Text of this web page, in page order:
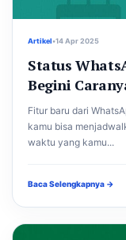
Artikel•14 Apr 2025
Status
Begini
Fitur baru dari
kamu bisa
waktu yang kamu...
Baca Selengkapnya →